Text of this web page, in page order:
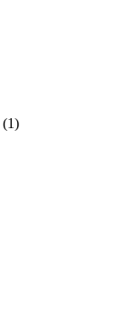
(1)